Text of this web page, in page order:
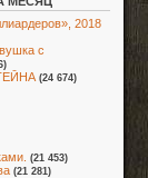
2018
с
(24 674)
(21 453)
(21 281)